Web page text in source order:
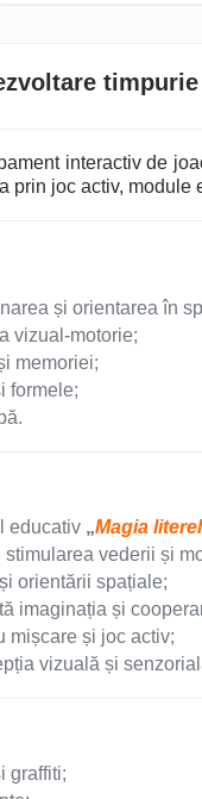
timpurie
interactiv de
prin joc activ,
și orientarea în
vizual-motorie;
memoriei;
formele;
educativ „Magia
vederii și
orientării spațiale;
imaginația și
mișcare și joc activ;
vizuală și
graffiti;